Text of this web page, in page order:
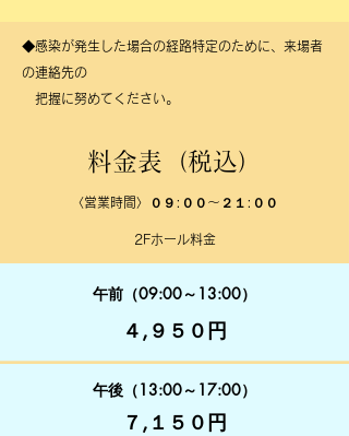
​◆感染が発生した場合の経路特定のために、来場者
の連絡先の
​ 把握に努めてください。
料金表（税込）
〈営業時間〉０９:００～２１:００
2Fホール料金
午前（09:00～13:00）
４,９５０円
午後（13:00～17:00）
７,１５０円